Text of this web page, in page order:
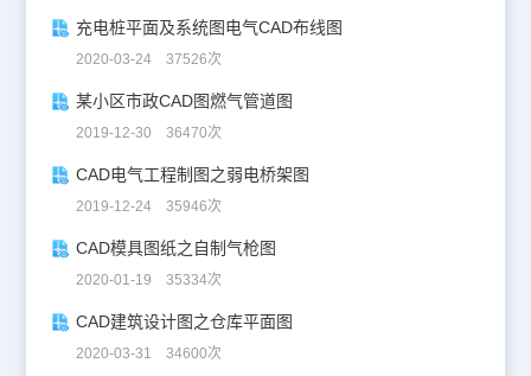
充电桩平面及系统图电气CAD布线图
2020-03-24 37526次
某小区市政CAD图燃气管道图
2019-12-30 36470次
CAD电气工程制图之弱电桥架图
2019-12-24 35946次
CAD模具图纸之自制气枪图
2020-01-19 35334次
CAD建筑设计图之仓库平面图
2020-03-31 34600次